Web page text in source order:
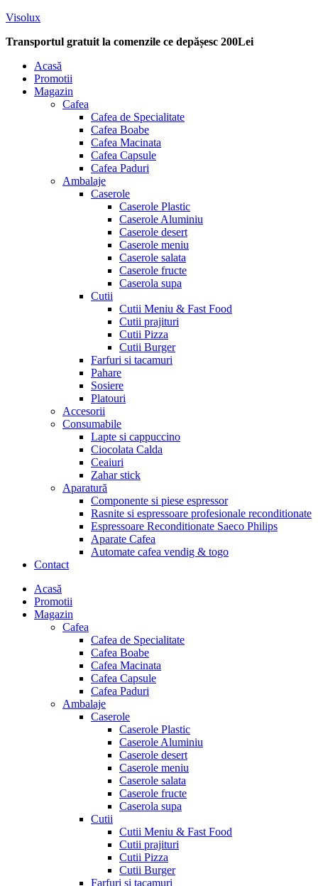
Visolux
Transportul gratuit la comenzile ce depășesc 200Lei
Menu
Acasă
Promotii
Magazin
Cafea
Cafea de Specialitate
Cafea Boabe
Cafea Macinata
Cafea Capsule
Cafea Paduri
Ambalaje
Caserole
Caserole Plastic
Caserole Aluminiu
Caserole desert
Caserole meniu
Caserole salata
Caserole fructe
Caserola supa
Cutii
Cutii Meniu & Fast Food
Cutii prajituri
Cutii Pizza
Cutii Burger
Farfuri si tacamuri
Pahare
Sosiere
Platouri
Accesorii
Consumabile
Lapte si cappuccino
Ciocolata Calda
Ceaiuri
Zahar stick
Aparatură
Componente si piese espressor
Rasnite si espressoare profesionale reconditionate
Espressoare Reconditionate Saeco Philips
Aparate Cafea
Automate cafea vendig & togo
Contact
Menu
Acasă
Promotii
Magazin
Cafea
Cafea de Specialitate
Cafea Boabe
Cafea Macinata
Cafea Capsule
Cafea Paduri
Ambalaje
Caserole
Caserole Plastic
Caserole Aluminiu
Caserole desert
Caserole meniu
Caserole salata
Caserole fructe
Caserola supa
Cutii
Cutii Meniu & Fast Food
Cutii prajituri
Cutii Pizza
Cutii Burger
Farfuri si tacamuri